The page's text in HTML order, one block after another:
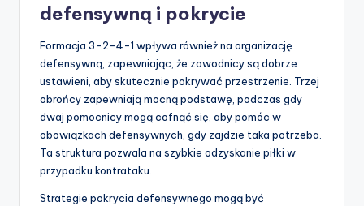
defensywną i pokrycie
Formacja 3-2-4-1 wpływa również na organizację
defensywną, zapewniając, że zawodnicy są dobrze
ustawieni, aby skutecznie pokrywać przestrzenie. Trzej
obrońcy zapewniają mocną podstawę, podczas gdy
dwaj pomocnicy mogą cofnąć się, aby pomóc w
obowiązkach defensywnych, gdy zajdzie taka potrzeba.
Ta struktura pozwala na szybkie odzyskanie piłki w
przypadku kontrataku.
Strategie pokrycia defensywnego mogą być